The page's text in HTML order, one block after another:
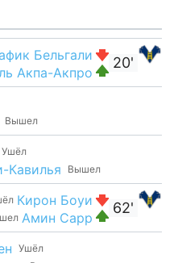
20'
Бельгали
Акпа-Акпро
Вышел
Ушёл
Вышел
Кавилья
62'
Кирон Боуи
Амин Сарр
Ушёл